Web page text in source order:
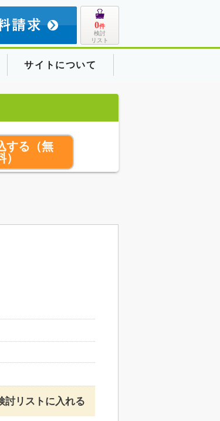
0件
検討
リスト
サイトについて
する （無
）
討リストに入れる